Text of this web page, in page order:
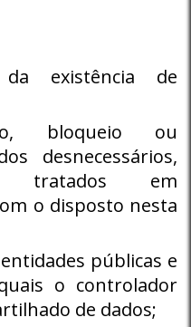
da existência de
bloqueio ou
desnecessários,
tratados em
o disposto nesta
públicas e
o controlador
de dados;